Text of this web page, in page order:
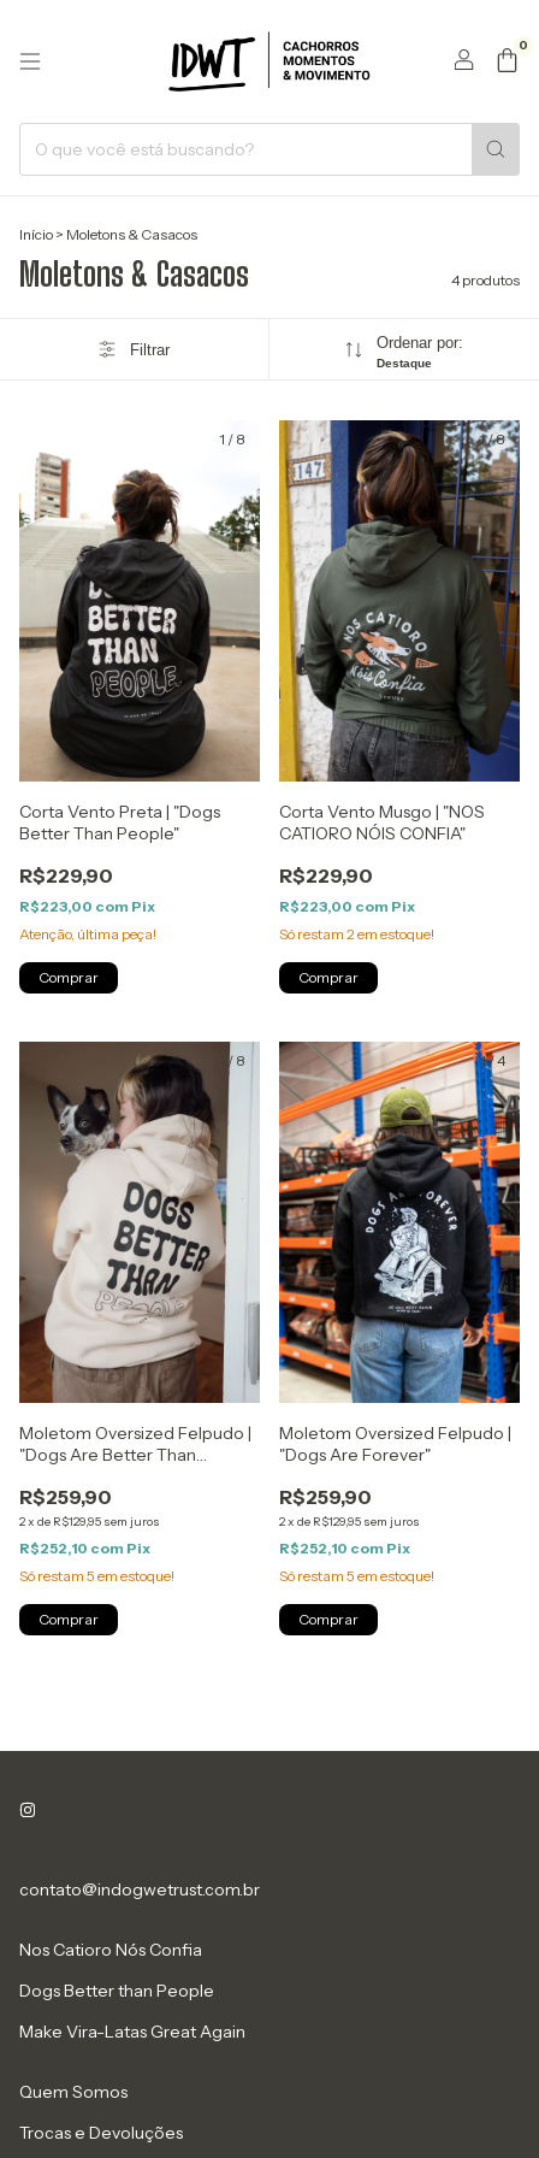
0
Início > Moletons & Casacos
Moletons & Casacos 4 produtos
Filtrar Ordenar por:
Destaque
1 / 8
Corta Vento Preta | "Dogs
Better Than People"
R$229,90
R$223,00 com Pix
Atenção, última peça!
Comprar
1/8
Corta Vento Musgo | "NOS
CATIORO NÓIS CONFIA"
R$229,90
R$223,00 com Pix
Só restam 2em estoque!
Comprar
/ 8
Moletom Oversized Felpudo |
"Dogs Are Better Than
R$259,90
2x de R$129,95 sem juros
R$252,10 com Pix
Só restam 5 em estoque!
Comprar
1/4
Moletom Oversized Felpudo |
"Dogs Are Forever"
R$259,90
2x de R$129,95 sem juros
R$252,10 com Pix
Só restam 5 em estoque!
Comprar
contato@indogwetrust.com.br
Nos Catioro Nós Confia
Dogs Better than People
Make Vira-Latas Great Again
Quem Somos
Trocas e Devoluções